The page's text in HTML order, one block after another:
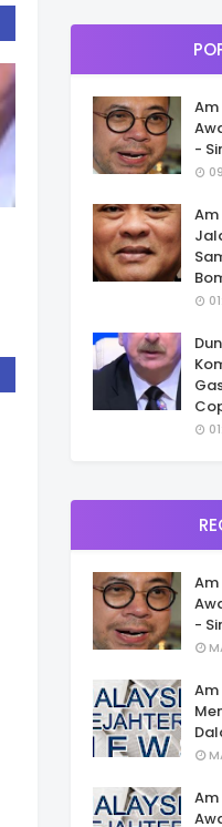
Am
-
Am
Am
-
Am